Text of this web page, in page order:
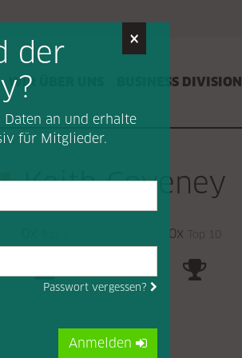
WIR ÜBER UNS BUSINESS DIVISION
Keith Coveney
0x Top 10
×
der
an und erhalte
für Mitglieder.
Passwort vergessen?
Anmelden